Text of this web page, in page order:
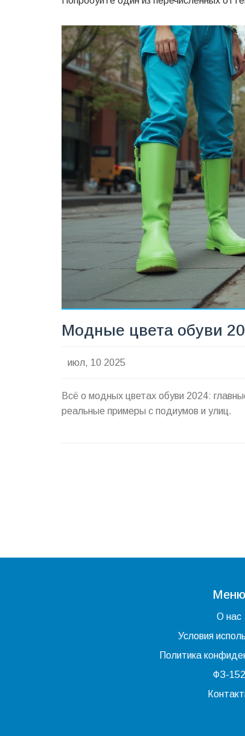
Модные цвета обуви
июл, 10 2025
Всё о модных цветах обуви 2024:
реальные примеры с подиумов и улиц.
Меню
О нас
Условия
Политика
ФЗ-152